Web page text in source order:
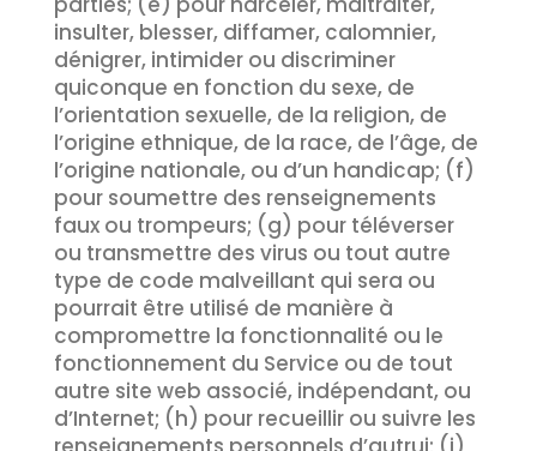
insulter, blesser, diffamer, calomnier,
dénigrer, intimider ou discriminer
quiconque en fonction du sexe, de
l’orientation sexuelle, de la religion, de
l’origine ethnique, de la race, de l’âge, de
l’origine nationale, ou d’un handicap; (f)
pour soumettre des renseignements
faux ou trompeurs; (g) pour téléverser
ou transmettre des virus ou tout autre
type de code malveillant qui sera ou
pourrait être utilisé de manière à
compromettre la fonctionnalité ou le
fonctionnement du Service ou de tout
autre site web associé, indépendant, ou
d’Internet; (h) pour recueillir ou suivre les